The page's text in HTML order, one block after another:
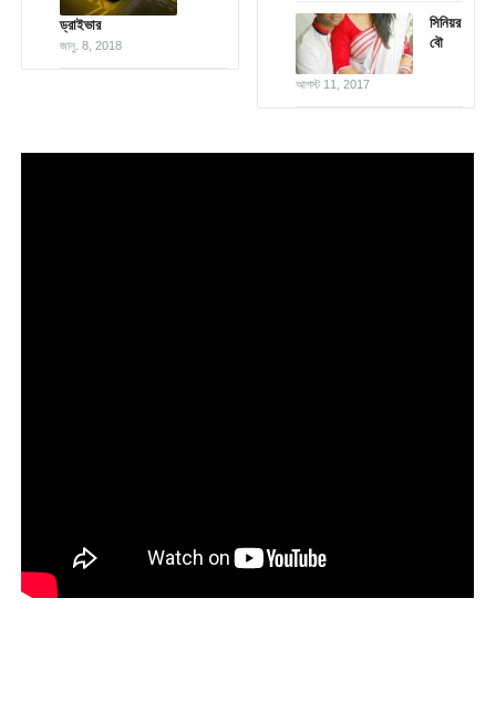
ড্রাইভার
জানু. 8, 2018
সিনিয়র
বৌ
আগস্ট 11, 2017